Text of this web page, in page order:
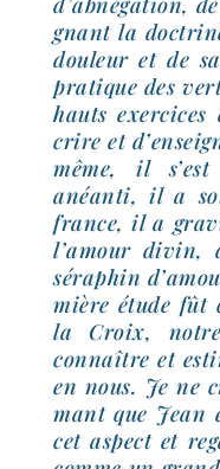
gnant la
dou­leur et de
pra­tique des
hauts
crire et
même, il
anéan­ti, il a
france, il a
l’a­mour divin,
séra­phin
mière étude fût
la Croix,
connaître et
en nous. Je ne
mant que Jean
cet aspect et